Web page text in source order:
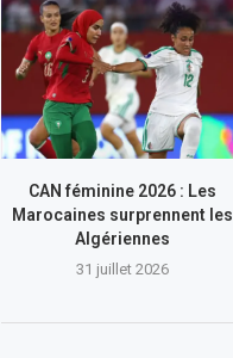
CAN féminine 2026 : Les
Marocaines surprennent les
Algériennes
31 juillet 2026